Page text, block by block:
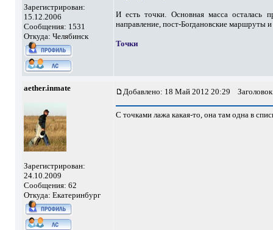
Зарегистрирован:
15.12.2006
Сообщения: 1531
Откуда: Челябинск
И есть точки. Основная масса осталась
направление, пост-Богдановские маршруты
Точки
aether.inmate
Зарегистрирован:
24.10.2009
Сообщения: 62
Откуда: Екатеринбург
Добавлено: 18 Май 2012 20:29
С точками лажа какая-то, она там одна в